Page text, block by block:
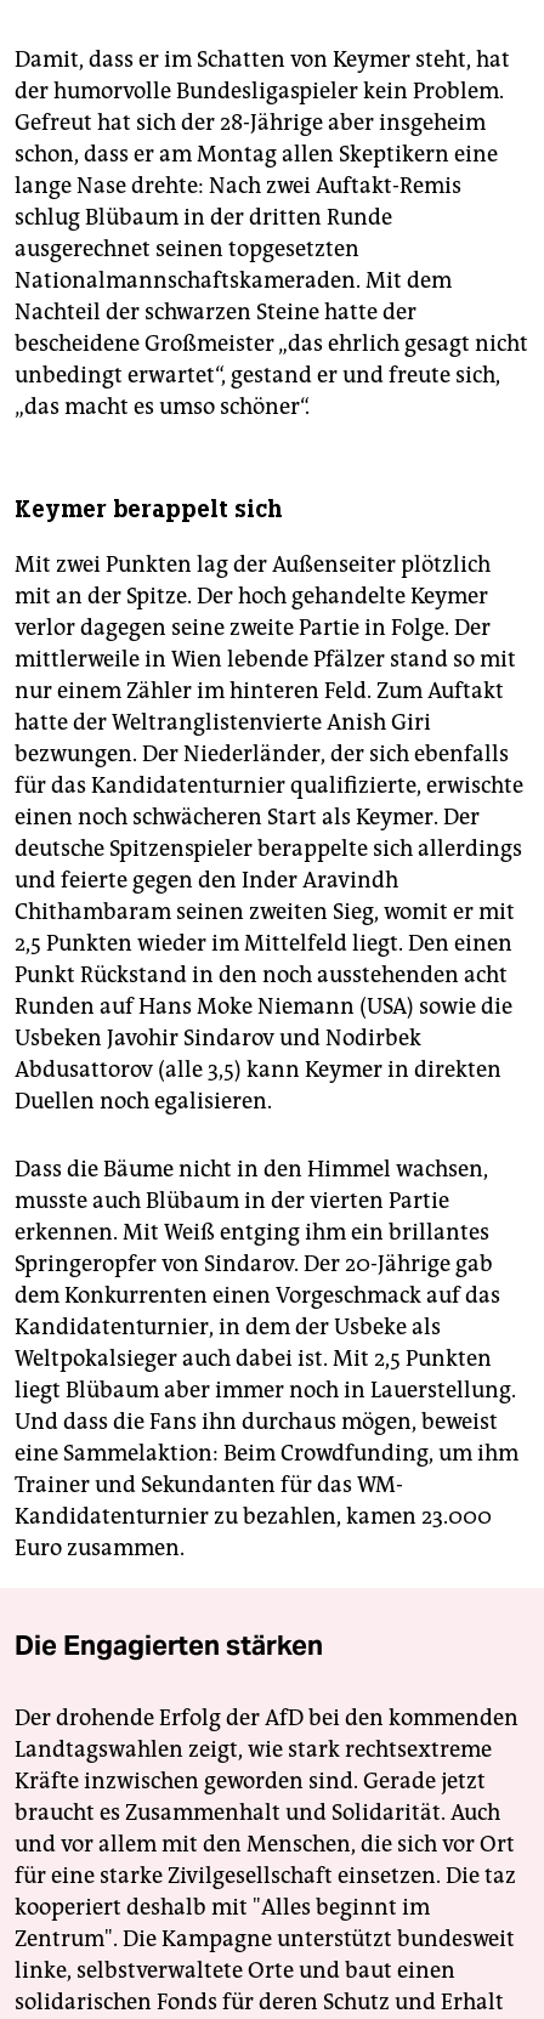
Damit, dass er im Schatten von Keymer steht, hat
der humorvolle Bundesligaspieler kein Problem.
Gefreut hat sich der 28-Jährige aber insgeheim
schon, dass er am Montag allen Skeptikern eine
lange Nase drehte: Nach zwei Auftakt-Remis
schlug Blübaum in der dritten Runde
ausgerechnet seinen topgesetzten
Nationalmannschaftskameraden. Mit dem
Nachteil der schwarzen Steine hatte der
bescheidene Großmeister „das ehrlich gesagt nicht
unbedingt erwartet“, gestand er und freute sich,
„das macht es umso schöner“.
Keymer berappelt sich
Mit zwei Punkten lag der Außenseiter plötzlich
mit an der Spitze. Der hoch gehandelte Keymer
verlor dagegen seine zweite Partie in Folge. Der
mittlerweile in Wien lebende Pfälzer stand so mit
nur einem Zähler im hinteren Feld. Zum Auftakt
hatte der Weltranglistenvierte Anish Giri
bezwungen. Der Niederländer, der sich ebenfalls
für das Kandidatenturnier qualifizierte, erwischte
einen noch schwächeren Start als Keymer. Der
deutsche Spitzenspieler berappelte sich allerdings
und feierte gegen den Inder Aravindh
Chithambaram seinen zweiten Sieg, womit er mit
2,5 Punkten wieder im Mittelfeld liegt. Den einen
Punkt Rückstand in den noch ausstehenden acht
Runden auf Hans Moke Niemann (USA) sowie die
Usbeken Javohir Sindarov und Nodirbek
Abdusattorov (alle 3,5) kann Keymer in direkten
Duellen noch egalisieren.
Dass die Bäume nicht in den Himmel wachsen,
musste auch Blübaum in der vierten Partie
erkennen. Mit Weiß entging ihm ein brillantes
Springeropfer von Sindarov. Der 20-Jährige gab
dem Konkurrenten einen Vorgeschmack auf das
Kandidatenturnier, in dem der Usbeke als
Weltpokalsieger auch dabei ist. Mit 2,5 Punkten
liegt Blübaum aber immer noch in Lauerstellung.
Und dass die Fans ihn durchaus mögen, beweist
eine Sammelaktion: Beim Crowdfunding, um ihm
Trainer und Sekundanten für das WM-
Kandidatenturnier zu bezahlen, kamen 23.000
Euro zusammen.
Die Engagierten stärken
Der drohende Erfolg der AfD bei den kommenden
Landtagswahlen zeigt, wie stark rechtsextreme
Kräfte inzwischen geworden sind. Gerade jetzt
braucht es Zusammenhalt und Solidarität. Auch
und vor allem mit den Menschen, die sich vor Ort
für eine starke Zivilgesellschaft einsetzen. Die taz
kooperiert deshalb mit "Alles beginnt im
Zentrum". Die Kampagne unterstützt bundesweit
linke, selbstverwaltete Orte und baut einen
solidarischen Fonds für deren Schutz und Erhalt